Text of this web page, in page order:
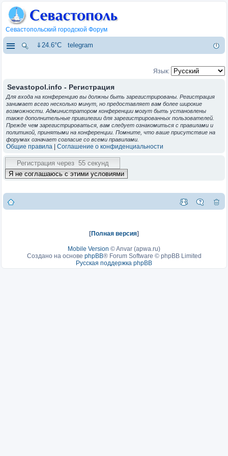
Севастопольский городской Форум
⇓24.6°C telegram
Язык:
Sevastopol.info - Регистрация
Для входа на конференцию вы должны быть зарегистрированы. Регистрация
занимает всего несколько минут, но предоставляет вам более широкие
возможности. Администратором конференции могут быть установлены
также дополнительные привилегии для зарегистрированных пользователей.
Прежде чем зарегистрироваться, вам следует ознакомиться с правилами и
политикой, принятыми на конференции. Помните, что ваше присутствие на
форумах означает согласие со всеми правилами.
Общие правила Соглашение о конфиденциальности
[Полная версия]
Mobile Version ©Anvar (apwa.ru)
Создано на основе phpBB® Forum Software © phpBB Limited
Русская поддержка phpBB